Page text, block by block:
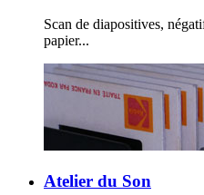
Scan de diapositives,
papier...
Atelier du Son